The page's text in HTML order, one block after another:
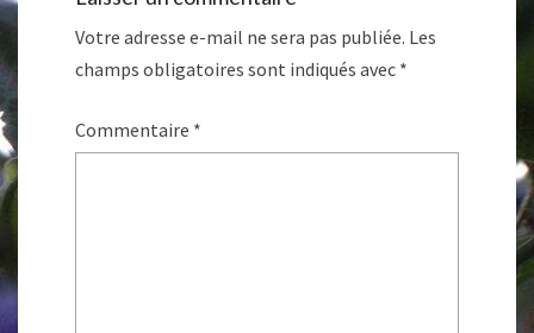
Votre adresse e-mail ne sera pas publiée. Les
champs obligatoires sont indiqués avec *
Commentaire *